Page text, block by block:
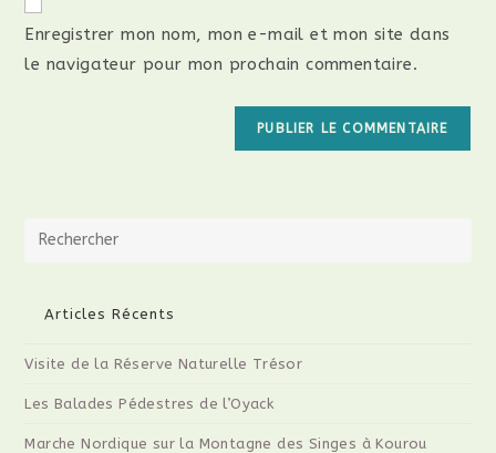
Enregistrer mon nom, mon e-mail et mon site dans
le navigateur pour mon prochain commentaire.
Articles Récents
Visite de la Réserve Naturelle Trésor
Les Balades Pédestres de l’Oyack
Marche Nordique sur la Montagne des Singes à Kourou